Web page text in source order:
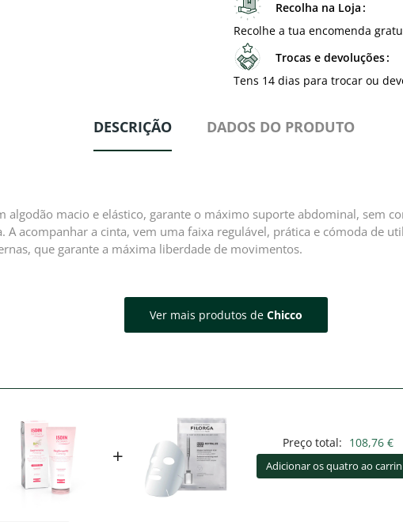
Recolha na Loja
Recolhe a tua encomenda
Trocas e devoluções
Tens 14 dias para trocar ou
DESCRIÇÃO DADOS DO PRODUTO
algodão macio e elástico, garante o máximo suporte abdominal, sem
acompanhar a cinta, vem uma faixa regulável, prática e cómoda de
que garante a máxima liberdade de movimentos.
Ver mais produtos de Chicco
+
Preço total: 108,76 €
Adicionar os quatro ao